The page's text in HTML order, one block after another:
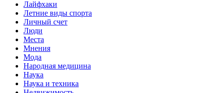
Лайфхаки
Летние виды спорта
Личный счет
Люди
Места
Мнения
Мода
Народная медицина
Наука
Наука и техника